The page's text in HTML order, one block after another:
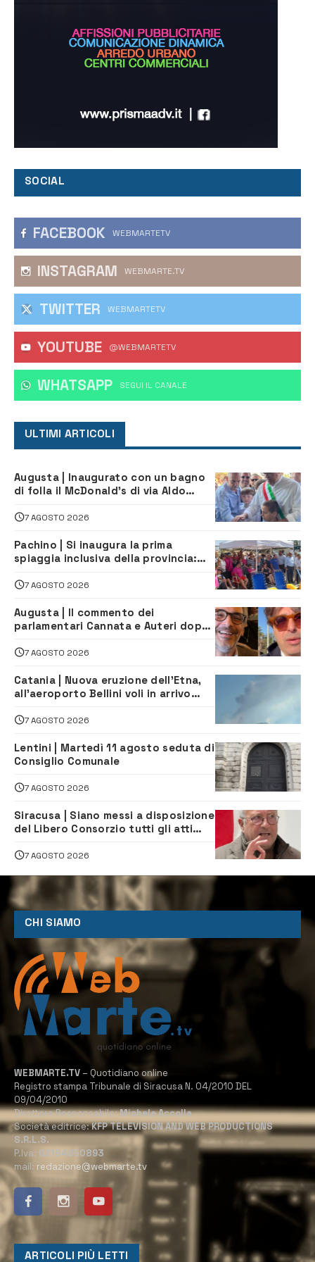
SOCIAL
FACEBOOK WEBMARTETV
INSTAGRAM WEBMARTE.TV
TWITTER WEBMARTETV
YOUTUBE @WEBMARTETV
WHATSAPP ‎SEGUI IL CANALE
ULTIMI ARTICOLI
Augusta | Inaugurato con un bagno
di folla il McDonald’s di via Aldo
7 AGOSTO 2026
Pachino | Si inaugura la prima
spiaggia inclusiva della provincia:
tutti
7 AGOSTO 2026
Augusta | Il commento dei
parlamentari Cannata e Auteri dopo
depuratore
7 AGOSTO 2026
Catania | Nuova eruzione dell’Etna,
all’aeroporto Bellini voli in arrivo
7 AGOSTO 2026
Lentini | Martedì 11 agosto seduta di
Consiglio Comunale
7 AGOSTO 2026
Siracusa | Siano messi a disposizione
del Libero Consorzio tutti gli atti
7 AGOSTO 2026
CHI SIAMO
WEBMARTE.TV – Quotidiano online
Registro stampa Tribunale di Siracusa N. 04/2010 DEL
09/04/2010
Direttore Responsabile:Michele Accolla
Società editrice:KFP TELEVISION AND WEB PRODUCTIONS
S.R.L.S.
P.Iva: 02184950893
mail: redazione@webmarte.tv
ARTICOLI PIÙ LETTI